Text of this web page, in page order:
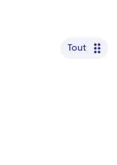
Tout